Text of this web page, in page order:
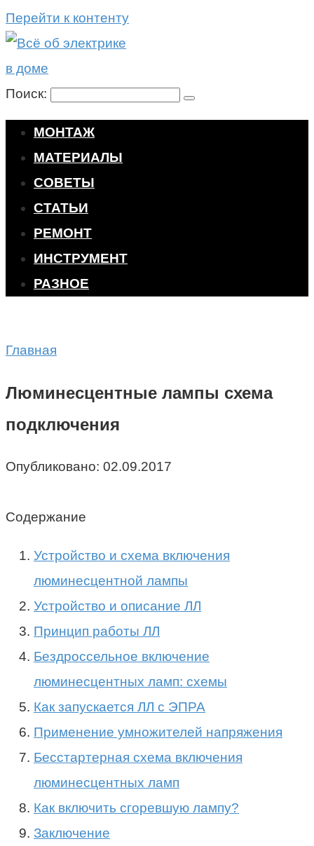
Перейти к контенту
Поиск:
МОНТАЖ
МАТЕРИАЛЫ
СОВЕТЫ
СТАТЬИ
РЕМОНТ
ИНСТРУМЕНТ
РАЗНОЕ
Главная
Люминесцентные лампы схема
подключения
Опубликовано: 02.09.2017
Содержание
Устройство и схема включения
люминесцентной лампы
Устройство и описание ЛЛ
Принцип работы ЛЛ
Бездроссельное включение
люминесцентных ламп: схемы
Как запускается ЛЛ с ЭПРА
Применение умножителей напряжения
Бесстартерная схема включения
люминесцентных ламп
Как включить сгоревшую лампу?
Заключение